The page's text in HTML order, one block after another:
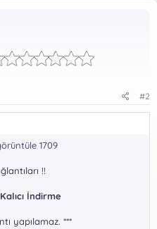
#2
1709
!!
Kalıcı İndirme
yapılamaz. ***